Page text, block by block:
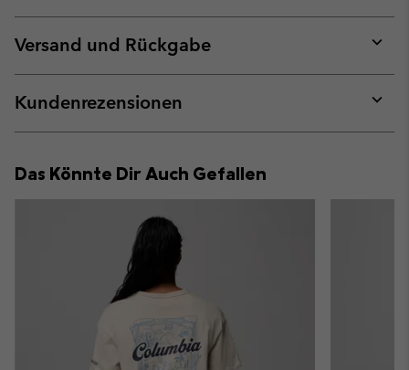
or
Versand und Rückgabe
or
Kundenrezensionen
or
Das Könnte Dir Auch Gefallen